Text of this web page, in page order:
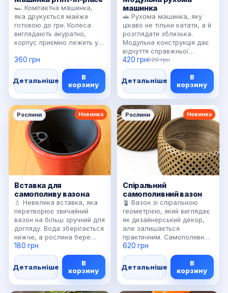
🏎️ Компактна машинка,
яка друкується майже
готовою до гри. Колеса
виглядають акуратно,
корпус приємно лежить у
для маленького подарунка
без зайвих деталей. Це
саме той тип 3D-іграшки,
який хочеться покрутити в
руках одразу після друку.
машинку або невеликий
набір у різних кольорах.
360 грн
Детальніше
В
корзину
машинка
🚗 Рухома машинка, яку
цікаво не тільки катати, а й
розглядати зблизька.
Модульна конструкція дає
відчуття справжньої
іграшки-конструктора, а
деталі можна друкувати в
різних кольорах. Добре
підходить для дітей, які
люблять техніку, колеса й
столу або підлозі. 🎨
Можна зробити “гоночну”
версію, спокійну пастельну
або яскравий мультяшний
набір.
420 грн520 грн
Детальніше
В
корзину
Новинка
Рослини
Вставка для
самополиву вазона
💧 Невелика вставка, яка
перетворює звичайний
вазон на більш зручний для
догляду. Вода зберігається
нижче, а рослина бере
вологу поступово. Це
гарний варіант, якщо вже є
улюблені горщики, але
хочеться зробити полив
спокійнішим і
180 грн
Детальніше
В
корзину
Новинка
Рослини
Спіральний
самополивний вазон
🪴 Вазон зі спіральною
геометрією, який виглядає
як дизайнерський декор,
але залишається
практичним. Самополивна
конструкція допомагає
підтримувати вологу
поступово, без переливу й
щоденного контролю.
Краще за все виглядає в
620 грн
Детальніше
В
корзину